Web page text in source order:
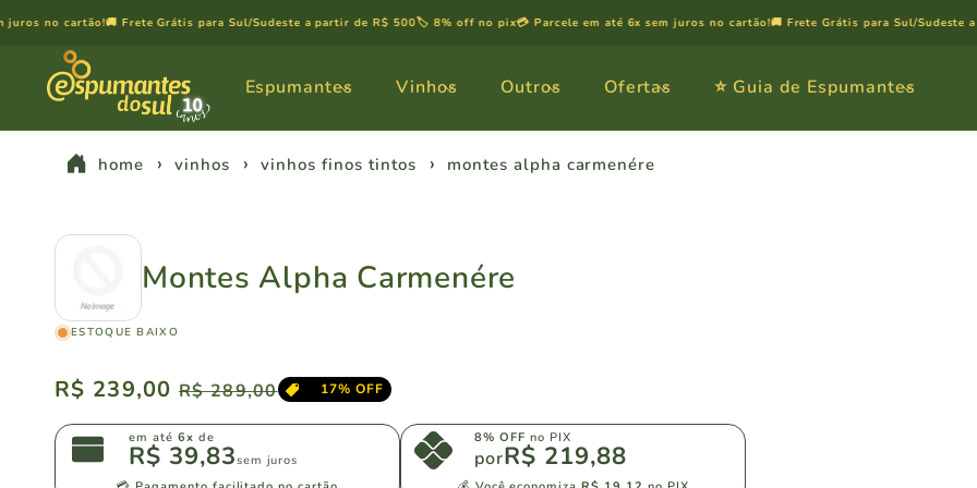
para o
conteúdo
no cartão!🚚 Frete Grátis para Sul/Sudeste a partir de R$ 500 🏷️ 8% off no pix💳 Parcele em até 6x sem juros no cartão!🚚 Frete Grátis para Sul/Sudeste a
Espumantes Vinhos Outros Ofertas ⭐️ Guia de Espumantes
home vinhos vinhos finos tintos montes alpha carmenére
Montes Alpha Carmenére
ESTOQUE BAIXO
Preço
normal
R$ 239,00 Preço
promocional
R$ 289,00 17% OFF
em até 6x de
R$ 39,83sem juros
8% OFF no PIX
porR$ 219,88